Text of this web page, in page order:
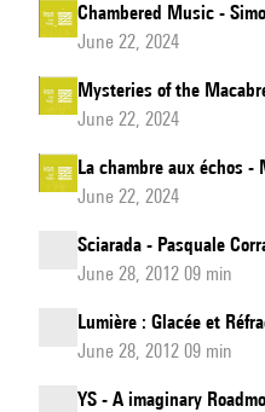
Chambered Music -
June 22, 2024
Mysteries of the
June 22, 2024
La chambre aux échos
June 22, 2024
Sciarada - Pasquale
June 28, 2012 09 min
Lumière : Glacée et
June 28, 2012 09 min
YS - A imaginary